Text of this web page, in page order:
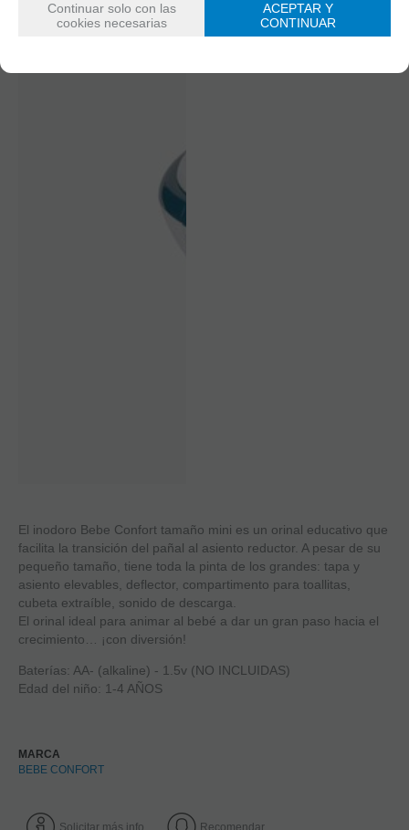
El inodoro Bebe Confort tamaño mini es un orinal educativo que
facilita la transición del pañal al asiento reductor. A pesar de su
pequeño tamaño, tiene toda la pinta de los grandes: tapa y
asiento elevables, deflector, compartimento para toallitas,
cubeta extraíble, sonido de descarga.
El orinal ideal para animar al bebé a dar un gran paso hacia el
crecimiento… ¡con diversión!
Baterías: AA- (alkaline) - 1.5v (NO INCLUIDAS)
Edad del niño​​: 1-4 AÑOS
MARCA
BEBE CONFORT
Solicitar más info Recomendar
Continuar solo con las
cookies necesarias
ACEPTAR Y
CONTINUAR